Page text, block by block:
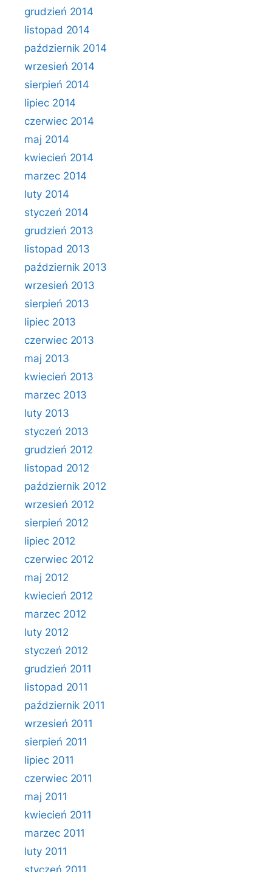
grudzień 2014
listopad 2014
październik 2014
wrzesień 2014
sierpień 2014
lipiec 2014
czerwiec 2014
maj 2014
kwiecień 2014
marzec 2014
luty 2014
styczeń 2014
grudzień 2013
listopad 2013
październik 2013
wrzesień 2013
sierpień 2013
lipiec 2013
czerwiec 2013
maj 2013
kwiecień 2013
marzec 2013
luty 2013
styczeń 2013
grudzień 2012
listopad 2012
październik 2012
wrzesień 2012
sierpień 2012
lipiec 2012
czerwiec 2012
maj 2012
kwiecień 2012
marzec 2012
luty 2012
styczeń 2012
grudzień 2011
listopad 2011
październik 2011
wrzesień 2011
sierpień 2011
lipiec 2011
czerwiec 2011
maj 2011
kwiecień 2011
marzec 2011
luty 2011
styczeń 2011